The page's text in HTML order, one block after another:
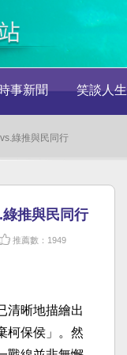
事新聞 笑談人生
綠推與民同行
推與民同行
推薦數：1949
清晰地描繪出
柯保侯」。然